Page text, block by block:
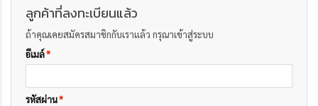
ลูกค้าที่ลงทะเบียนแล้ว
ถ้าคุณเคยสมัครสมาชิกกับเราแล้ว กรุณาเข้าสู่ระบบ
*
อีเมล์
*
รหัสผ่าน